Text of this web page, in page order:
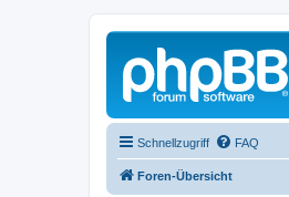
Schnellzugriff FAQ
Foren-Übersicht